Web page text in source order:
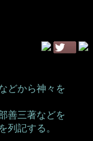
どから神々を
善三著などを
列記する。